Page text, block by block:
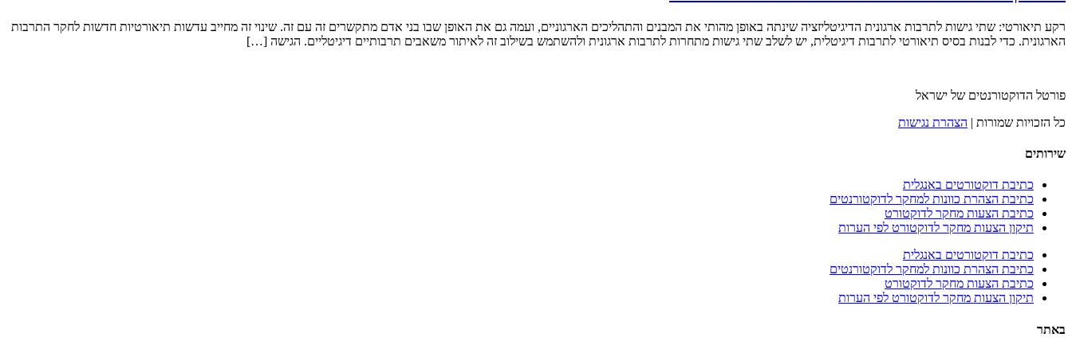
רקע תיאורטי: שתי גישות לתרבות ארגונית הדיגיטליזציה שינתה באופן מהותי את המבנים והתהליכים הארגוניים, ועמה גם את האופן שבו בני אדם מתקשרים זה עם זה. שינוי זה מחייב עדשות תיאורטיות חדשות לחקר התרבות
הארגונית. כדי לבנות בסיס תיאורטי לתרבות דיגיטלית, יש לשלב שתי גישות מתחרות לתרבות ארגונית ולהשתמש בשילוב זה לאיתור משאבים תרבותיים דיגיטליים. הגישה […]
פורטל הדוקטורנטים של ישראל
כל הזכויות שמורות | הצהרת נגישות
שירותים
כתיבת דוקטורטים באנגלית
כתיבת הצהרת כוונות למחקר לדוקטורנטים
כתיבת הצעות מחקר לדוקטורט
תיקון הצעות מחקר לדוקטורט לפי הערות
כתיבת דוקטורטים באנגלית
כתיבת הצהרת כוונות למחקר לדוקטורנטים
כתיבת הצעות מחקר לדוקטורט
תיקון הצעות מחקר לדוקטורט לפי הערות
באתר